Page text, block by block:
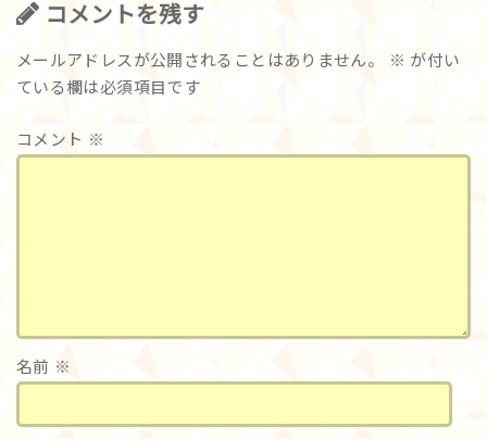
コメントを残す
メールアドレスが公開されることはありません。 ※ が付い
ている欄は必須項目です
コメント ※
名前 ※